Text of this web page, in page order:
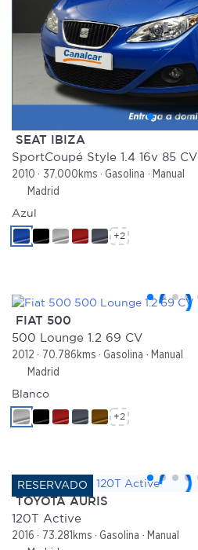
SEAT IBIZA
SportCoupé Style 1.4 16v 85 CV
2010 37.000kms Gasolina
Manual
Madrid
Azul
+2
FIAT 500
500 Lounge 1.2 69 CV
2012 70.786kms Gasolina
Manual
Madrid
Blanco
+2
TOYOTA AURIS
120T Active
2016 73.281kms Gasolina
Manual